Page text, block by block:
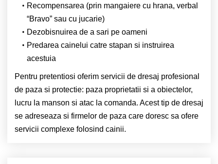
Recompensarea (prin mangaiere cu hrana, verbal
“Bravo” sau cu jucarie)
Dezobisnuirea de a sari pe oameni
Predarea cainelui catre stapan si instruirea
acestuia
Pentru pretentiosi oferim servicii de dresaj profesional
de paza si protectie: paza proprietatii si a obiectelor,
lucru la manson si atac la comanda. Acest tip de dresaj
se adreseaza si firmelor de paza care doresc sa ofere
servicii complexe folosind cainii.